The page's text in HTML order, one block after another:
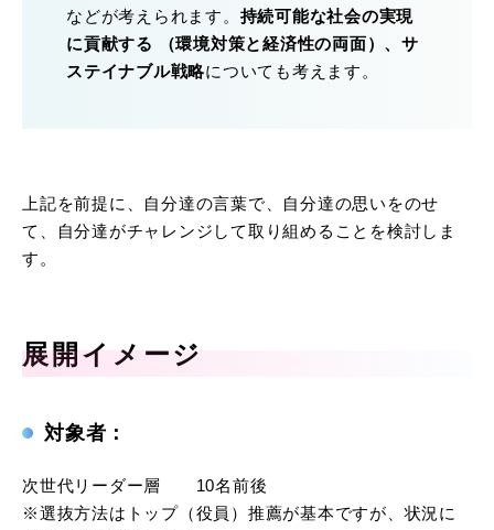
などが考えられます。 持続可能な社会の実現
に貢献する （環境対策と経済性の両面）、サ
ステイナブル戦略についても考えます。
上記を前提に、自分達の言葉で、自分達の思いをのせ
て、自分達がチャレンジして取り組めることを検討しま
す。
展開イメージ
対象者：
次世代リーダー層 10名前後
※選抜方法はトップ（役員）推薦が基本ですが、状況に